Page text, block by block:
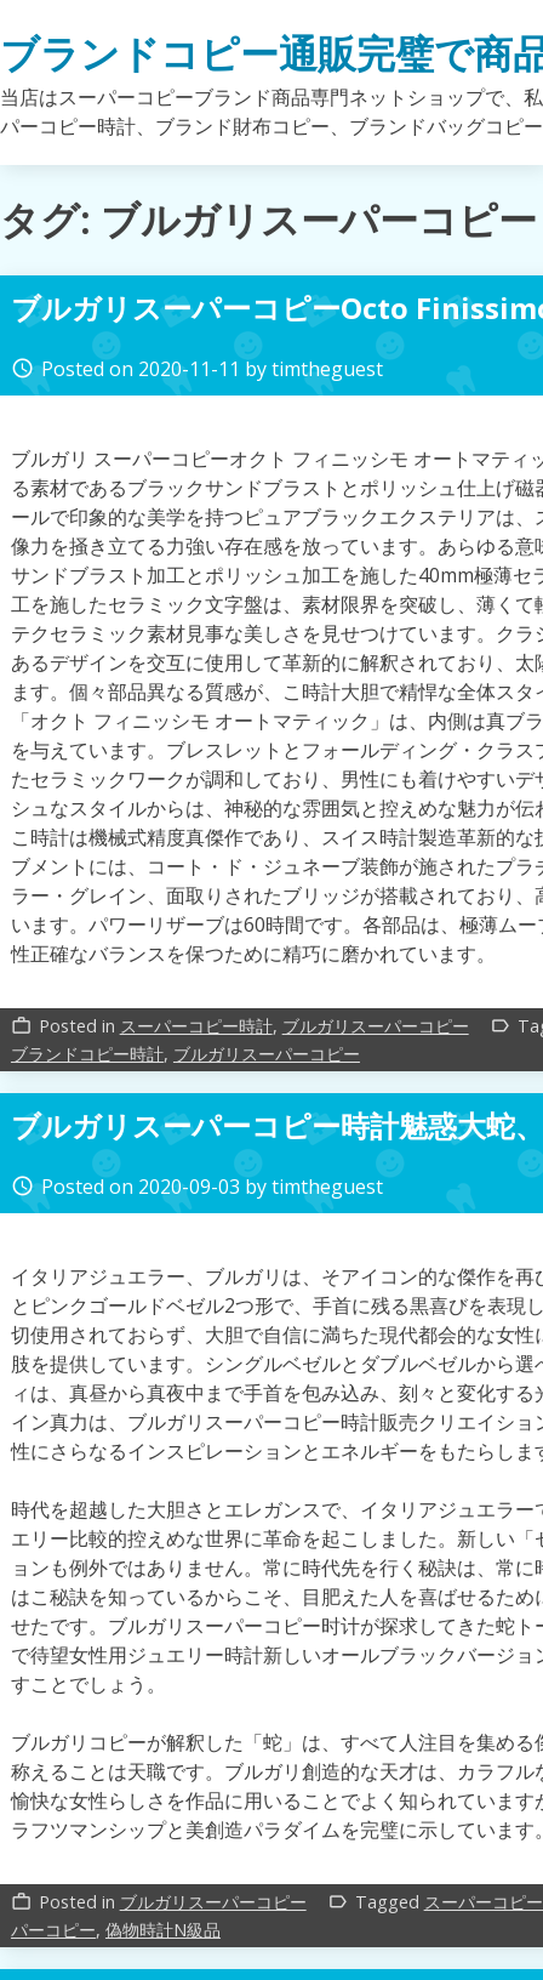
to
content
ブランドコピー通販完璧で商
当店はスーパーコピーブランド商品専門ネットショップで、
パーコピー時計、ブランド財布コピー、ブランドバッグコピ
タグ: ブルガリスーパーコピー
ブルガリスーパーコピーOcto
access_time Posted on 2020-11-11 bytimtheguest
ブルガリ スーパーコピーオクト フィニッシモ オートマティ
る素材であるブラックサンドブラストとポリッシュ仕上げ
ールで印象的な美学を持つピュアブラックエクステリアは
像力を掻き立てる力強い存在感を放っています。あらゆる
サンドブラスト加工とポリッシュ加工を施した40mm極薄
工を施したセラミック文字盤は、素材限界を突破し、薄く
テクセラミック素材見事な美しさを見せつけています。ク
あるデザインを交互に使用して革新的に解釈されており、
ます。個々部品異なる質感が、こ時計大胆で精悍な全体ス
「オクト フィニッシモ オートマティック」は、内側は真ブ
を与えています。ブレスレットとフォールディング・クラ
たセラミックワークが調和しており、男性にも着けやすい
シュなスタイルからは、神秘的な雰囲気と控えめな魅力が伝
こ時計は機械式精度真傑作であり、スイス時計製造革新的
ブメントには、コート・ド・ジュネーブ装飾が施されたプ
ラー・グレイン、面取りされたブリッジが搭載されており
います。パワーリザーブは60時間です。各部品は、極薄ム
性正確なバランスを保つために精巧に磨かれています。
work_outline Posted in スーパーコピー時計, ブルガリスーパーコピー label_outline
ブランドコピー時計, ブルガリスーパーコピー
ブルガリスーパーコピー時計魅惑大蛇
access_time Posted on 2020-09-03 bytimtheguest
イタリアジュエラー、ブルガリは、そアイコン的な傑作を
とピンクゴールドベゼル2つ形で、手首に残る黒喜びを表現
切使用されておらず、大胆で自信に満ちた現代都会的な女
肢を提供しています。シングルベゼルとダブルベゼルから
ィは、真昼から真夜中まで手首を包み込み、刻々と変化す
イン真力は、ブルガリスーパーコピー時計販売クリエイシ
性にさらなるインスピレーションとエネルギーをもたらしま
時代を超越した大胆さとエレガンスで、イタリアジュエラ
エリー比較的控えめな世界に革命を起こしました。新しい
ョンも例外ではありません。常に時代先を行く秘訣は、常
はこ秘訣を知っているからこそ、目肥えた人を喜ばせるた
せたです。ブルガリスーパーコピー时计が探求してきた蛇
で待望女性用ジュエリー時計新しいオールブラックバージ
すことでしょう。
ブルガリコピーが解釈した「蛇」は、すべて人注目を集め
称えることは天職です。ブルガリ創造的な天才は、カラフ
愉快な女性らしさを作品に用いることでよく知られていま
ラフツマンシップと美創造パラダイムを完璧に示しています
work_outline Posted in ブルガリスーパーコピー label_outline Tagged スーパーコピ
パーコピー, 偽物時計N級品